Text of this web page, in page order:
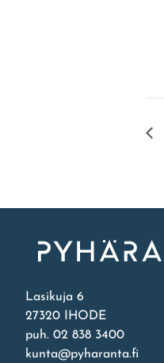
Lasikuja 6
27320 IHODE
puh. 02 838 3400
kunta@pyharanta.fi